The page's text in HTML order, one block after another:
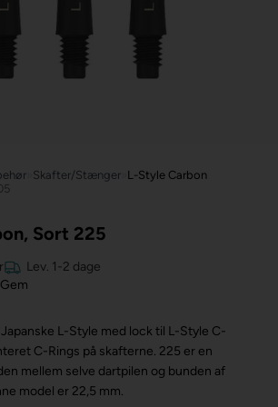
Skafter/Stænger L-Style Carbon
Sort 225
Lev. 1-2 dage
Gem
L-Style med lock til L-Style C-
C-Rings på skafterne. 225 er en
mellem selve dartpilen og bunden af
model er 22,5 mm.